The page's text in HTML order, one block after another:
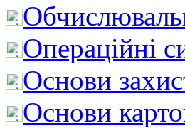
Операційні
Основи
Основи